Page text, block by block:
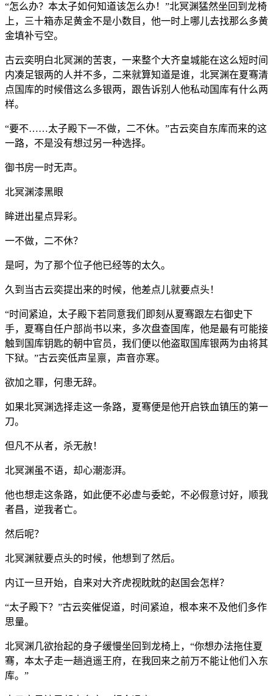
“怎么办？本太子如何知道该怎么办！”北冥渊猛然坐回到龙椅
上，三十箱赤足黄金不是小数目，他一时上哪儿去找那么多黄
金填补亏空。
古云奕明白北冥渊的苦衷，一来整个大齐皇城能在这么短时间
内凑足银两的人并不多，二来就算知道是谁，北冥渊在夏骞清
点国库的时候借这么多银两，跟告诉别人他私动国库有什么两
样。
“要不……太子殿下一不做，二不休。”古云奕自东库而来的这
一路，不是没有想过另一种选择。
御书房一时无声。
北冥渊漆黑眼
眸迸出星点异彩。
一不做，二不休？
是呵，为了那个位子他已经等的太久。
久到当古云奕提出来的时候，他差点儿就要点头！
“时间紧迫，太子殿下若同意我们即刻从夏骞跟左右御史下
手，夏骞自任户部尚书以来，多次盘查国库，他是最有可能接
触到国库钥匙的朝中官员，我们便以他盗取国库银两为由将其
下狱。”古云奕低声呈禀，声音亦寒。
欲加之罪，何患无辞。
如果北冥渊选择走这一条路，夏骞便是他开启铁血镇压的第一
刀。
但凡不从者，杀无赦！
北冥渊虽不语，却心潮澎湃。
他也想走这条路，如此便不必虚与委蛇，不必假意讨好，顺我
者昌，逆我者亡。
然后呢？
北冥渊就要点头的时候，他想到了然后。
内讧一旦开始，自来对大齐虎视眈眈的赵国会怎样？
“太子殿下？”古云奕催促道，时间紧迫，根本来不及他们多作
思量。
北冥渊几欲抬起的身子缓慢坐回到龙椅上，“你想办法拖住夏
骞，本太子走一趟逍遥王府，在我回来之前万不能让他们入东
库。”